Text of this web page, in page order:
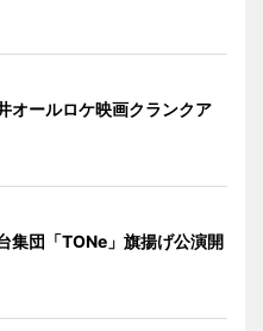
オールロケ映画クランクア
集団「TONe」旗揚げ公演開